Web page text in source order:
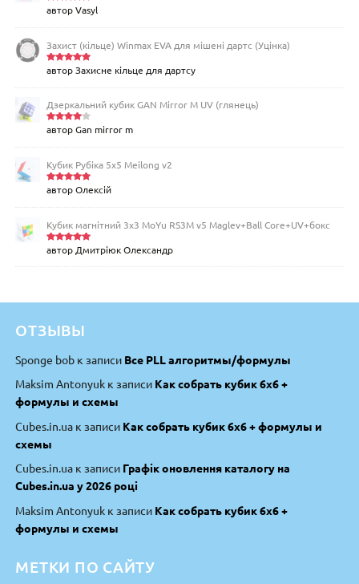
Оцінено
автор Vasyl
Захист (кільце) Winmax EVA для мішені дартс (Уцінка)
Оцінено
автор Захисне кільце для дартсу
Дзеркальний кубик GAN Mirror M UV (глянець)
Оцінен
5
автор Gan mirror m
Кубик Рубіка 5x5 Meilong v2
Оцінено
автор Олексій
Кубик магнітний 3х3 MoYu RS3M v5 Maglev+Ball Core+UV+бокс
Оцінено
автор Дмитріюк Олександр
ОТЗЫВЫ
Sponge bob к записи Все PLL алгоритмы/формулы
Maksim Antonyuk к записи Как собрать кубик 6х6 +
формулы и схемы
Cubes.in.ua к записи Как собрать кубик 6х6 + формулы и
схемы
Cubes.in.ua к записи Графік оновлення каталогу на
Cubes.in.ua у 2026 році
Maksim Antonyuk к записи Как собрать кубик 6х6 +
формулы и схемы
МЕТКИ ПО САЙТУ